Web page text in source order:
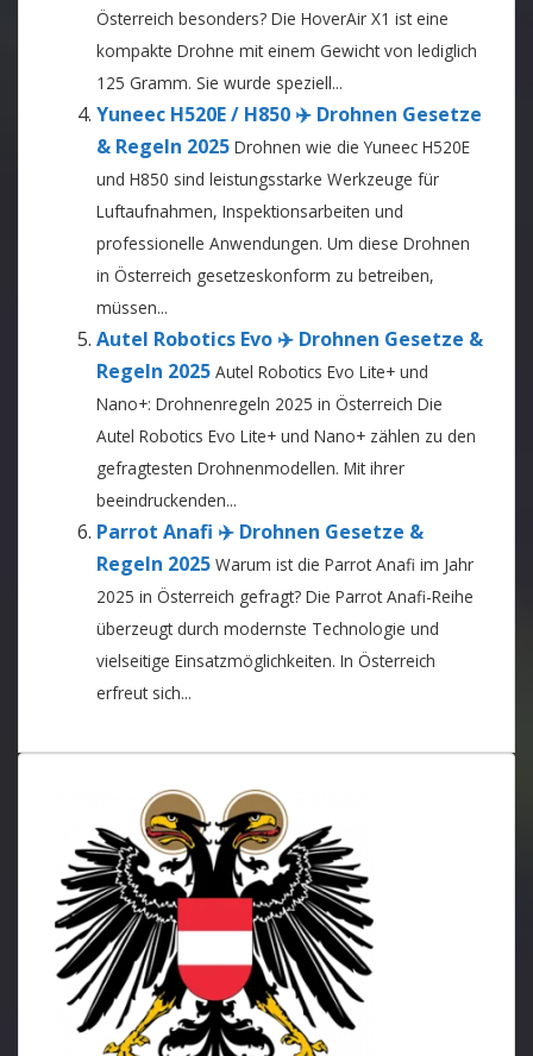
Österreich besonders? Die HoverAir X1 ist eine
kompakte Drohne mit einem Gewicht von lediglich
125 Gramm. Sie wurde speziell...
Yuneec H520E / H850 ✈️ Drohnen Gesetze
& Regeln 2025 Drohnen wie die Yuneec H520E
und H850 sind leistungsstarke Werkzeuge für
Luftaufnahmen, Inspektionsarbeiten und
professionelle Anwendungen. Um diese Drohnen
in Österreich gesetzeskonform zu betreiben,
müssen...
Autel Robotics Evo ✈️ Drohnen Gesetze &
Regeln 2025 Autel Robotics Evo Lite+ und
Nano+: Drohnenregeln 2025 in Österreich Die
Autel Robotics Evo Lite+ und Nano+ zählen zu den
gefragtesten Drohnenmodellen. Mit ihrer
beeindruckenden...
Parrot Anafi ✈️ Drohnen Gesetze &
Regeln 2025 Warum ist die Parrot Anafi im Jahr
2025 in Österreich gefragt? Die Parrot Anafi-Reihe
überzeugt durch modernste Technologie und
vielseitige Einsatzmöglichkeiten. In Österreich
erfreut sich...